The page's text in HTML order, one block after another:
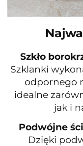
Szkło
Szklanki
odpornego
idealne
jak i
Podwójne
Dzięki